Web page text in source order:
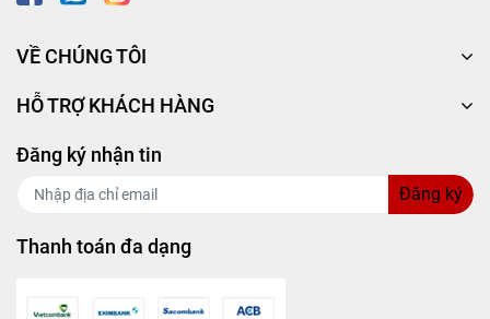
Công nghệ sinh thái econTECH+ Tiết kiệm năng
Tiêu chuẩn: API SP
Dung tích: Theo từng mẫu mã (1L / 4L)
VỀ CHÚNG TÔI
HỖ TRỢ KHÁCH HÀNG
Đăng ký nhận tin
Đăng ký
Thanh toán đa dạng